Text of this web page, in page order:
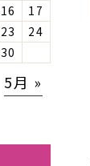
16
17
23
24
30
5月 »